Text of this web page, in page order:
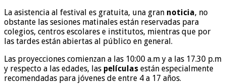
La asistencia al festival es gratuita, una gran noticia, no
obstante las sesiones matinales están reservadas para
colegios, centros escolares e institutos, mientras que por
las tardes están abiertas al público en general.
Las proyecciones comienzan a las 10:00 a.m y a las 17.30 p.m
y respecto a las edades, las películas están especialmente
recomendadas para jóvenes de entre 4 a 17 años.